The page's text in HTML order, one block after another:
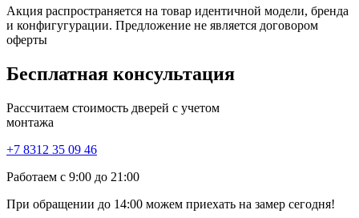
Акция распространяется на товар идентичной модели, бренда
и конфигугурации. Предложение не является договором
оферты
Бесплатная консультация
Рассчитаем стоимость дверей с учетом
монтажа
+7 8312 35 09 46
Работаем с 9:00 до 21:00
При обращении до 14:00 можем приехать на замер сегодня!